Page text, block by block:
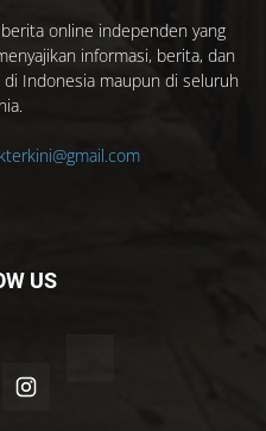
online independen yang
informasi, berita, dan
Indonesia maupun di seluruh
US